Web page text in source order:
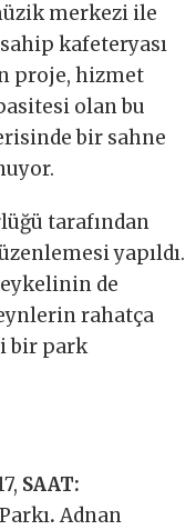
merkezi ile
kafeteryası
proje, hizmet
olan bu
bir sahne
tarafından
yapıldı.
de
rahatça
bir park
SAAT:
.Adnan